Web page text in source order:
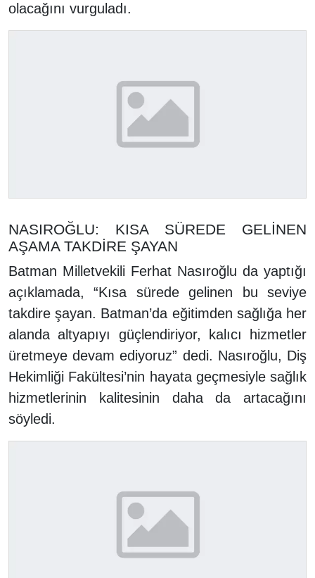
olacağını vurguladı.
NASIROĞLU: KISA SÜREDE GELİNEN
AŞAMA TAKDİRE ŞAYAN
Batman Milletvekili Ferhat Nasıroğlu da yaptığı
açıklamada, “Kısa sürede gelinen bu seviye
takdire şayan. Batman’da eğitimden sağlığa her
alanda altyapıyı güçlendiriyor, kalıcı hizmetler
üretmeye devam ediyoruz” dedi. Nasıroğlu, Diş
Hekimliği Fakültesi’nin hayata geçmesiyle sağlık
hizmetlerinin kalitesinin daha da artacağını
söyledi.